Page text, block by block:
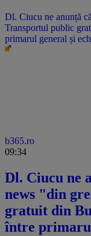
Dl. Ciucu ne anunță
Transportul public
primarul general și
b365.ro
09:34
Dl. Ciucu ne
news "din
gratuit din
între